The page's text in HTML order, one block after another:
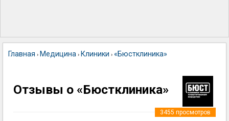
Главная › Медицина › Клиники › «Бюстклиника»
Отзывы о «Бюстклиника»
3455 просмотров